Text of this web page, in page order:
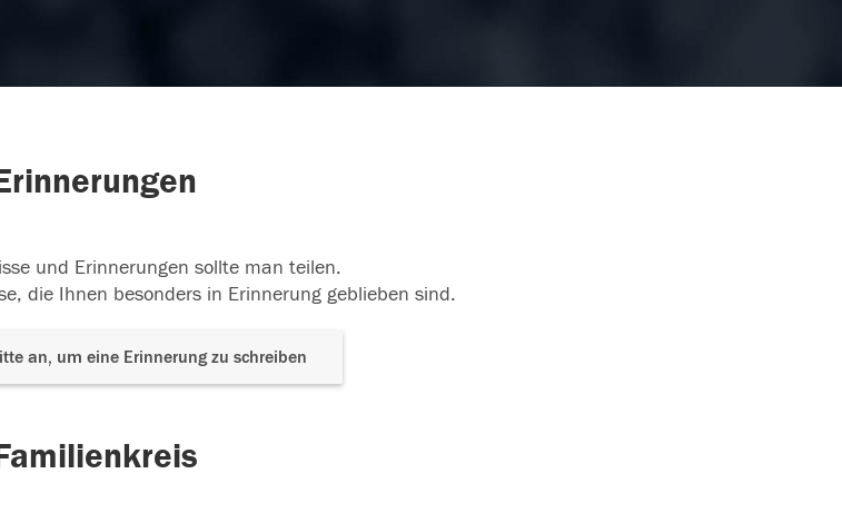
und Erinnerungen sollte man teilen.
die Ihnen besonders in Erinnerung geblieben sind.
an, um eine Erinnerung zu schreiben